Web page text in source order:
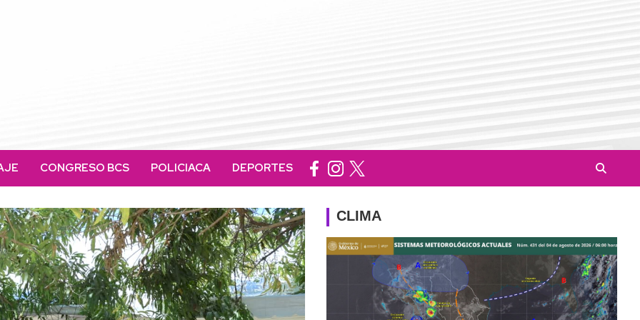
CONGRESO BCS POLICIACA DEPORTES
CLIMA